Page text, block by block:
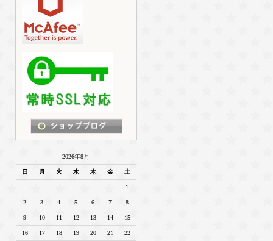
2026年8月
日 月 火 水 木 金 土
1
2 3 4 5 6 7 8
9 10 11 12 13 14 15
16 17 18 19 20 21 22